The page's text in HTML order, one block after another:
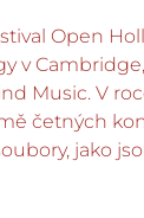
Open
Music. V
četných
jako